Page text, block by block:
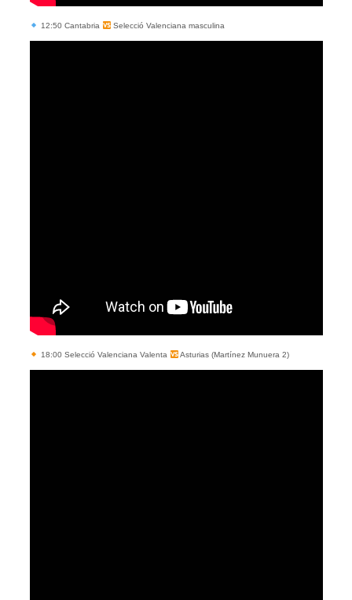
12:50 Cantabria Selecció Valenciana masculina
18:00 Selecció Valenciana Valenta Asturias (Martínez Munuera 2)